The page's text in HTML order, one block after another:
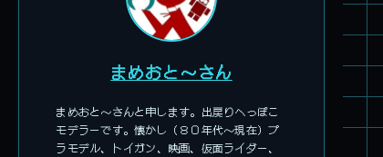
まめおと～さん
まめおと～さんと申します。出戻りへっぽこ
モデラーです。懐かし（８０年代～現在）プ
ラモデル、トイガン、映画、仮面ライダー、